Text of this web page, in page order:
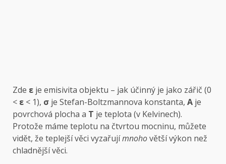
Zde ε je emisivita objektu – jak účinný je jako zářič (0
< ε < 1), σ je Stefan-Boltzmannova konstanta, A je
povrchová plocha a T je teplota (v Kelvinech).
Protože máme teplotu na čtvrtou mocninu, můžete
vidět, že teplejší věci vyzařujímnohovětší výkon než
chladnější věci.